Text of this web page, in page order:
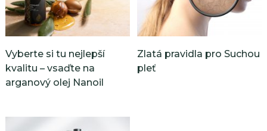
Vyberte si tu nejlepší
kvalitu – vsaďte na
arganový olej Nanoil
Zlatá pravidla pro Suchou
pleť